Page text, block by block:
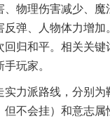
、物理伤害减少、魔
反弹、人物体力增加
回归和平。相关关键
玩家。
派路线，分别为
但不会挂）和意志属